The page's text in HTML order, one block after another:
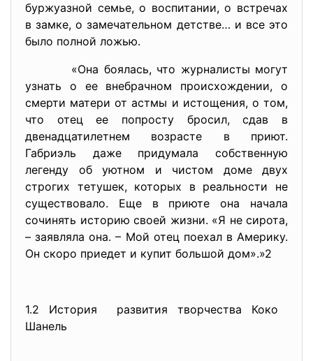
буржуазной семье, о воспитании, о встречах
в замке, о замечательном детстве… и все это
было полной ложью.
«Она боялась, что журналисты могут
узнать о ее внебрачном происхождении, о
смерти матери от астмы и истощения, о том,
что отец ее попросту бросил, сдав в
двенадцатилетнем возрасте в приют.
Габриэль даже придумала собственную
легенду об уютном и чистом доме двух
строгих тетушек, которых в реальности не
существовало. Еще в приюте она начала
сочинять историю своей жизни. «Я не сирота,
– заявляла она. – Мой отец поехал в Америку.
Он скоро приедет и купит большой дом».»2
1.2 История развития творчества Коко
Шанель